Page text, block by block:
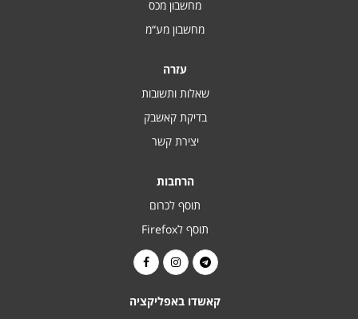
מחשבון מכס
מחשבון מע“מ
עזרה
שאלות ותשובות
בדיקת קאשבק
יצירת קשר
הרחבות
תוסף לכרום
תוסף לFirefox
קאשדו באפליקציה